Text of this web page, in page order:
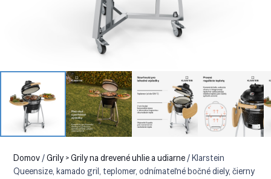
Domov/Grily > Grily na drevené uhlie a udiarne/ Klarstein
Queensize, kamado gril, teplomer, odnímateľné bočné diely, čierny